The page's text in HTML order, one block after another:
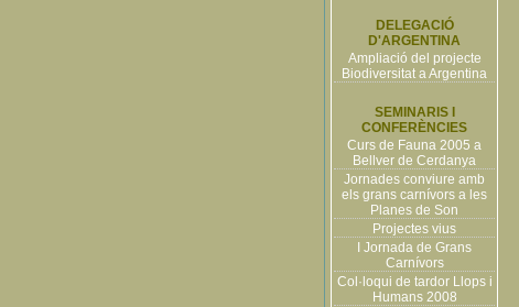
DELEGACIÓ
D'ARGENTINA
Ampliació del projecte
Biodiversitat a Argentina
SEMINARIS I
CONFERÈNCIES
Curs de Fauna 2005 a
Bellver de Cerdanya
Jornades conviure amb
els grans carnívors a les
Planes de Son
Projectes vius
I Jornada de Grans
Carnívors
Col·loqui de tardor Llops i
Humans 2008